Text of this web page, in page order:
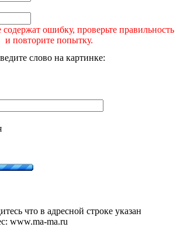
ошибку, проверьте правильность
и повторите попытку.
слово на картинке:
что в адресной строке указан
www.ma-ma.ru